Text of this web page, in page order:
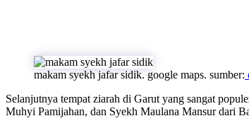
makam syekh jafar sidik. google maps. sumber:
Selanjutnya tempat ziarah di Garut yang sangat
Muhyi Pamijahan, dan Syekh Maulana Mansur dari